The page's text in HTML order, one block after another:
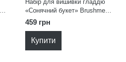
Набір для вишивки гладдю
«Сонячний букет» Brushme
EMBR009
459 грн
Купити